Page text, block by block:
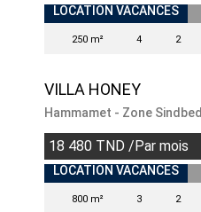
LOCATION VACANCES
250 m² 4 2
VILLA HONEY
Hammamet - Zone Sindbed
18 480 TND /Par mois
LOCATION VACANCES
800 m² 3 2